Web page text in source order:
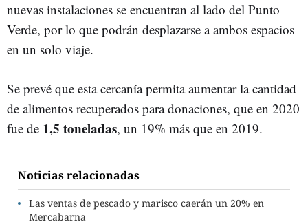
nuevas instalaciones se encuentran al lado del Punto
Verde, por lo que podrán desplazarse a ambos espacios
en un solo viaje.
Se prevé que esta cercanía permita aumentar la cantidad
de alimentos recuperados para donaciones, que en 2020
fue de 1,5 toneladas, un 19% más que en 2019.
Noticias relacionadas
Las ventas de pescado y marisco caerán un 20% en
Mercabarna